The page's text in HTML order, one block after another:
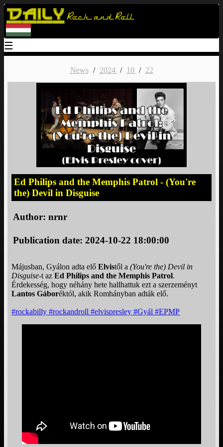
Daily Rock and Roll
☰
News / 2024 / 10 / 22
Ed Philips and the Memphis Patrol - (You're
the) Devil in Disguise
Author:nrnr
Publication date: 2024-10-22 18:00:00
Májusban, Gyálon adta előElvistől a(You're the) Devil in
Disguise-t azEd Philips and the Memphis Patrol.
Érdekesség, hogy néhány hete hallhattuk ezt a szerzeményt
Lantos Gáboréktól, akik Romhányban adták elő.
#rockabilly#rockandroll#elvispresley#Gyál#EPMP